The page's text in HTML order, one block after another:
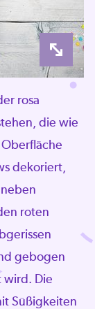
rosa
die wie
dekoriert,
roten
gebogen
wird. Die
Süßigkeiten